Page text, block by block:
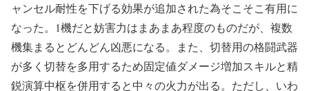
ャンセル耐性を下げる効果が追加された為そこそこ有用に
なった。1機だと妨害力はまあまあ程度のものだが、複数
機集まるとどんどん凶悪になる。また、切替用の格闘武器
が多く切替を多用するため固定値ダメージ増加スキルと精
鋭演算中枢を併用すると中々の火力が出る。ただし、いわ